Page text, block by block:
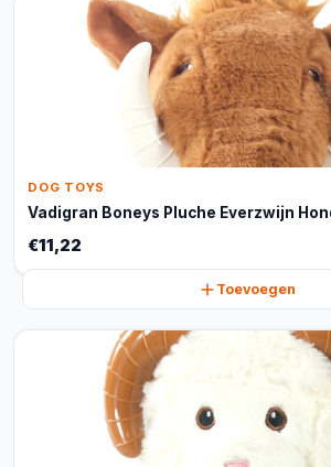
DOG TOYS
Vadigran Boneys Pluche Everzwijn
€11,22
Toevoegen